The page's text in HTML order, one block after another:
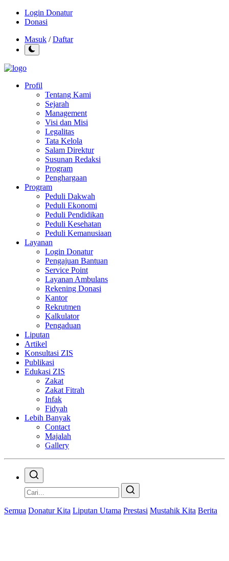
Login Donatur
Donasi
Masuk /Daftar
Profil
Tentang Kami
Sejarah
Management
Visi dan Misi
Legalitas
Tata Kelola
Salam Direktur
Susunan Redaksi
Program
Penghargaan
Program
Peduli Dakwah
Peduli Ekonomi
Peduli Pendidikan
Peduli Kesehatan
Peduli Kemanusiaan
Layanan
Login Donatur
Pengajuan Bantuan
Service Point
Layanan Ambulans
Rekening Donasi
Kantor
Rekrutmen
Kalkulator
Pengaduan
Liputan
Artikel
Konsultasi ZIS
Publikasi
Edukasi ZIS
Zakat
Zakat Fitrah
Infak
Fidyah
Lebih Banyak
Contact
Majalah
Gallery
Semua Donatur Kita Liputan Utama Prestasi Mustahik Kita Berita